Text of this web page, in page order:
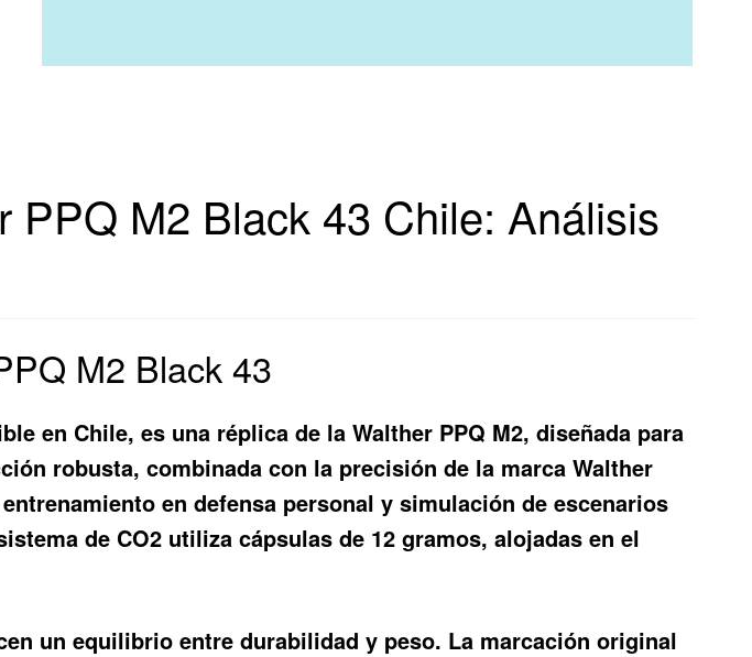
PPQ M2 Black 43 Chile: Análisis
M2 Black 43
en Chile, es una réplica de la Walther PPQ M2, diseñada para
robusta, combinada con la precisión de la marca Walther
en defensa personal y simulación de escenarios
de CO2 utiliza cápsulas de 12 gramos, alojadas en el
un equilibrio entre durabilidad y peso. La marcación original